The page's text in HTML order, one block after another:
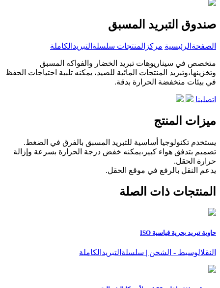
صندوق التبريد المسبق
الصفحةالرئيسية مركزالمنتجات سلسلةالتبريدالكاملة
متخصص في سيناريوهات تبريد الخضار والفواكه المسبق
وتخزينها،وتبريد المنتجات المائية للصيد، يمكنه تلبية احتياجات الحفظ
في بيئات منخفضة الحرارة بدقة.
اتصلبنا
ميزات المنتج
يستخدم تكنولوجيا أساسية للتبريد المسبق بالفرق في الضغط.
تصميم بتدفق هواء كبير،يمكنه خفض درجة الحرارة بسرعة وإزالة
حرارة الحقل.
يدعم النقل بالرفع في موقع الحقل.
المنتجات ذات الصلة
حاوية تبريد بحرية قياسية ISO
النقلالوسيط - الشحن | سلسلةالتبريدالكاملة